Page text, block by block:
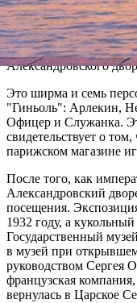
Музей-заповедник
экспонаты
Николая II
Александровского
Это ширма и семь
"Гиньоль": Арлекин,
Офицер и Служанка.
свидетельствует о
парижском магазине
После того, как
Александровский
посещения.
1932 году, а
Государственный
в музей при
руководством Сергея
французская
вернулась в Царское